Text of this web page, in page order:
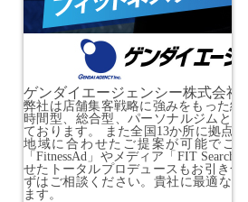
ゲンダイエージェンシー株式会社
弊社は店舗集客戦略に強みをもった
時間型、総合型、パーソナルジムと
ております。 また全国13か所に拠点
地域に合わせたご提案が可能でご
「FitnessAd」やメディア「FIT
せたトータルプロデュースもお引き
ずはご相談ください。貴社に最適な
ます。